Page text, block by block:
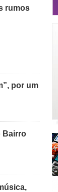
rumos
por um
Bairro